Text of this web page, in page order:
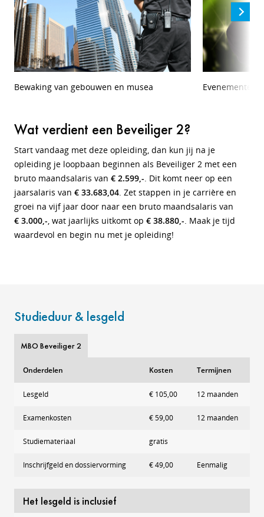
Bewaking van gebouwen en musea Evenementen
Wat verdient een Beveiliger 2?
Start vandaag met deze opleiding, dan kun jij na je
opleiding je loopbaan beginnen als Beveiliger 2 met een
bruto maandsalaris van € 2.599,-. Dit komt neer op een
jaarsalaris van € 33.683,04. Zet stappen in je carrière en
groei na vijf jaar door naar een bruto maandsalaris van
€ 3.000,-, wat jaarlijks uitkomt op € 38.880,-. Maak je tijd
waardevol en begin nu met je opleiding!
Studieduur & lesgeld
MBO Beveiliger 2
Onderdelen Kosten Termijnen
Lesgeld € 105,00 12 maanden
Examenkosten € 59,00 12 maanden
Studiemateriaal gratis
Inschrijfgeld en dossiervorming € 49,00 Eenmalig
Het lesgeld is inclusief